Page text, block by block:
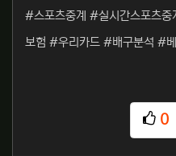
#스포츠중계 #실시간스포츠
보험 #우리카드 #배구분석 #
0
추